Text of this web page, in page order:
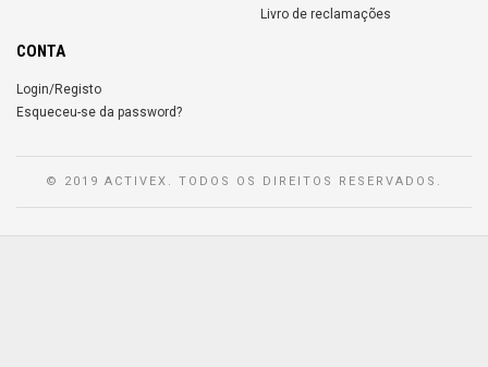
Livro de reclamações
CONTA
Login/Registo
Esqueceu-se da password?
© 2019 ACTIVEX. TODOS OS DIREITOS RESERVADOS.